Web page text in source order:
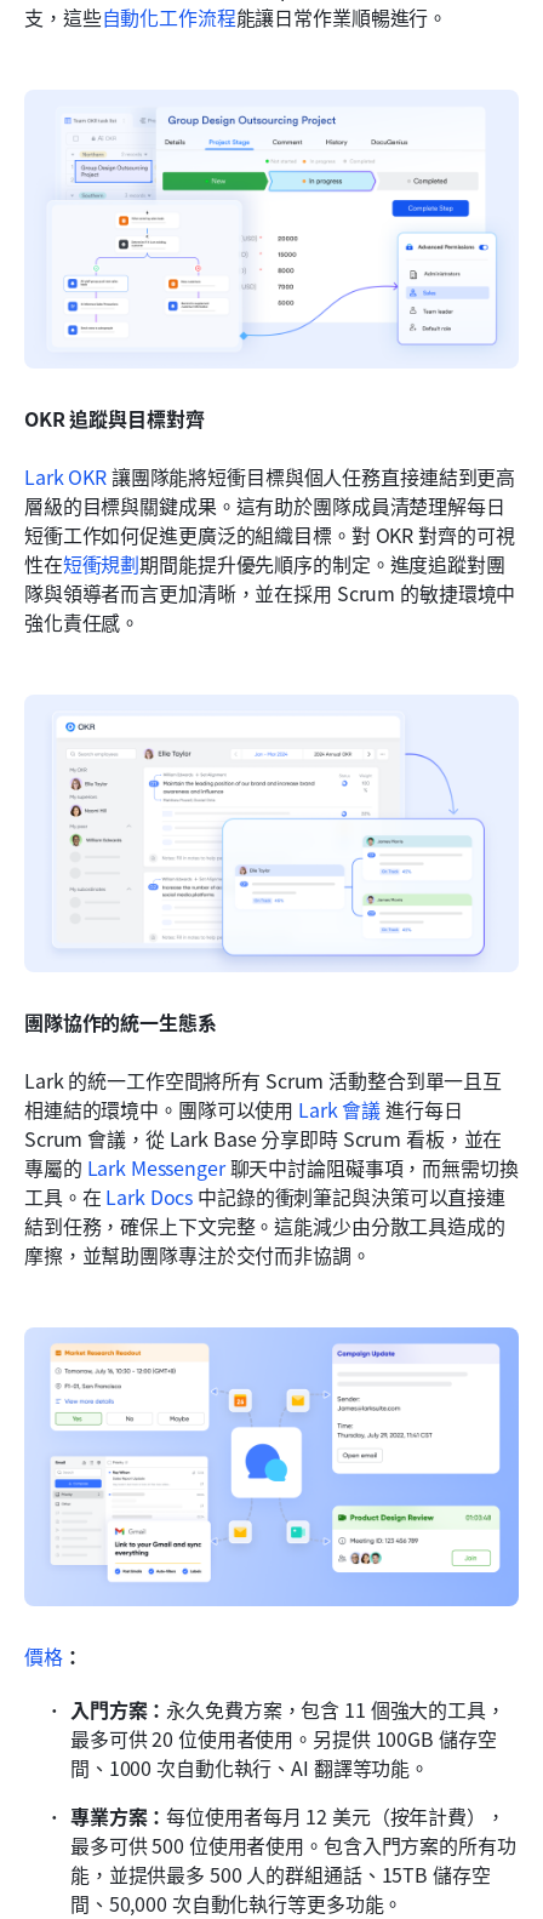
支，這些自動化工作流程能讓日常作業順暢進行。
OKR 追蹤與目標對齊
Lark OKR 讓團隊能將短衝目標與個人任務直接連結到更高
層級的目標與關鍵成果。這有助於團隊成員清楚理解每日
短衝工作如何促進更廣泛的組織目標。對 OKR 對齊的可視
性在短衝規劃期間能提升優先順序的制定。進度追蹤對團
隊與領導者而言更加清晰，並在採用 Scrum 的敏捷環境中
強化責任感。
團隊協作的統一生態系
Lark 的統一工作空間將所有 Scrum 活動整合到單一且互
相連結的環境中。團隊可以使用 Lark 會議 進行每日
Scrum 會議，從 Lark Base 分享即時 Scrum 看板，並在
專屬的 Lark Messenger 聊天中討論阻礙事項，而無需切換
工具。在 Lark Docs 中記錄的衝刺筆記與決策可以直接連
結到任務，確保上下文完整。這能減少由分散工具造成的
摩擦，並幫助團隊專注於交付而非協調。
價格：
入門方案： 永久免費方案，包含 11 個強大的工具，
最多可供 20 位使用者使用。另提供 100GB 儲存空
間、1000 次自動化執行、AI 翻譯等功能。
專業方案：每位使用者每月 12 美元（按年計費），
最多可供 500 位使用者使用。包含入門方案的所有功
能，並提供最多 500 人的群組通話、15TB 儲存空
間、50,000 次自動化執行等更多功能。